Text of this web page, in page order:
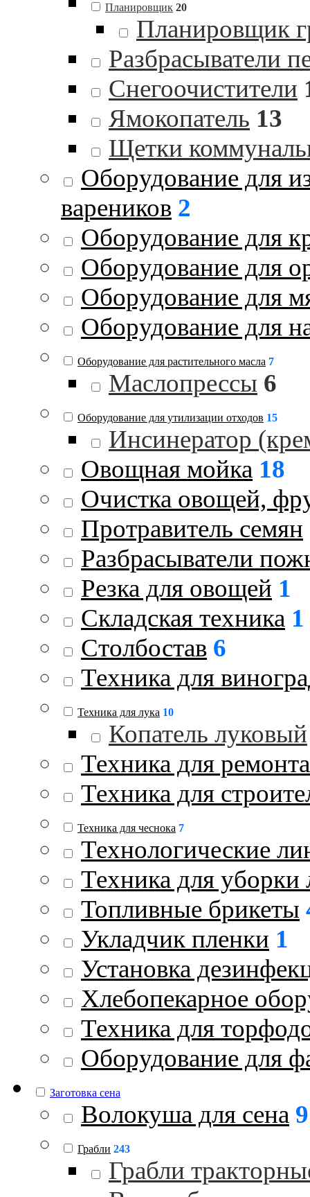
Планировщик 20
Планировщик
Разбрасыватели
Снегоочистители
Ямокопатель 13
Щетки
Оборудование для
вареников 2
Оборудование для
Оборудование для
Оборудование для
Оборудование для
Оборудование для растительного масла 7
Маслопрессы 6
Оборудование для утилизации отходов 15
Инсинератор
Овощная мойка 18
Очистка овощей,
Протравитель семян
Разбрасыватели
Резка для овощей 1
Складская техника 1
Столбостав 6
Техника для
Техника для лука 10
Копатель луковый
Техника для
Техника для
Техника для чеснока 7
Технологические
Техника для уборки
Топливные брикеты
Укладчик пленки 1
Установка
Хлебопекарное
Техника для
Оборудование для
Заготовка сена
Волокуша для сена 9
Грабли 243
Грабли